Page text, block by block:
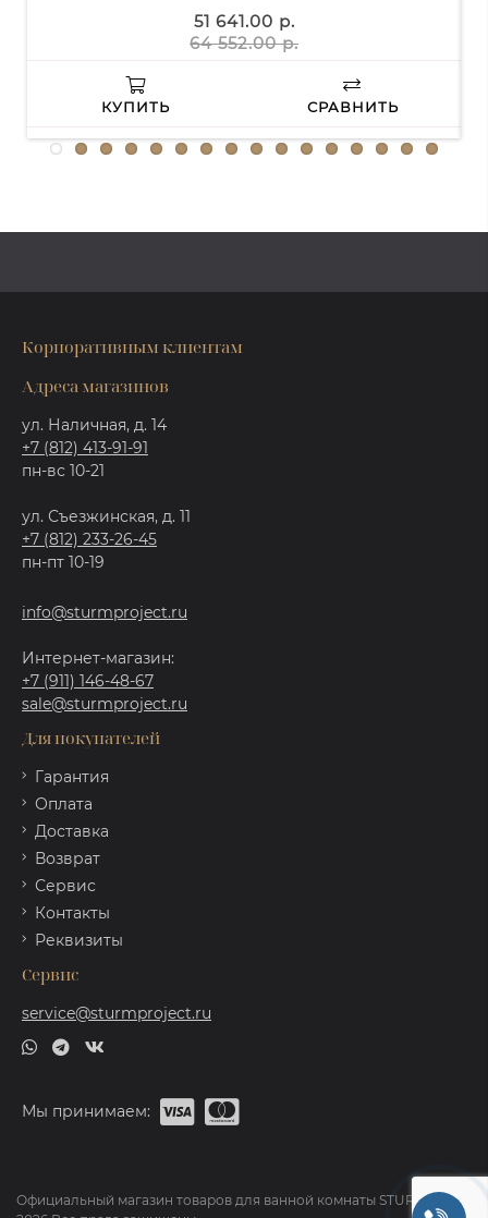
51 641.00 р.
64 552.00 р.
КУПИТЬ СРАВНИТЬ
Корпоративным клиентам
Адреса магазинов
ул. Наличная, д. 14
+7 (812) 413-91-91
пн-вс 10-21
ул. Съезжинская, д. 11
+7 (812) 233-26-45
пн-пт 10-19
info@sturmproject.ru
Интернет-магазин:
+7 (911) 146-48-67
sale@sturmproject.ru
Для покупателей
Гарантия
Оплата
Доставка
Возврат
Сервис
Контакты
Реквизиты
Сервис
service@sturmproject.ru
Мы принимаем:
Официальный магазин товаров для ванной комнаты STURM ©